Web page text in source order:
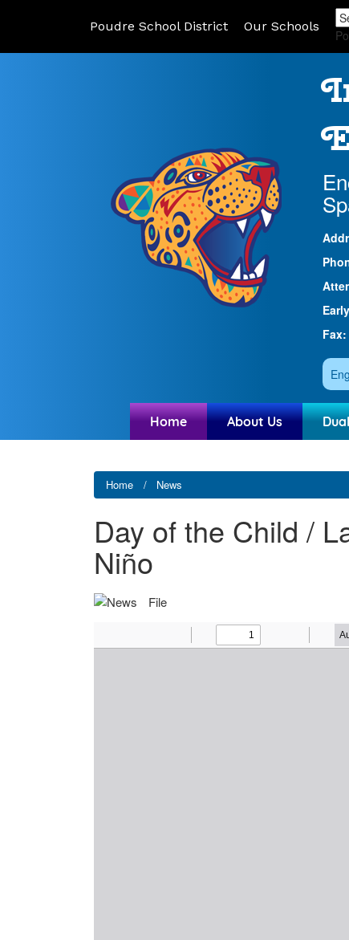
Poudre School District Our Schools
Fax:
Home About Us
Home News
Day of the Child /
Niño
File